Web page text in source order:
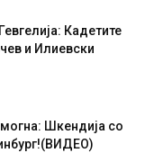
Кадетите
и Илиевски
Шкендија со